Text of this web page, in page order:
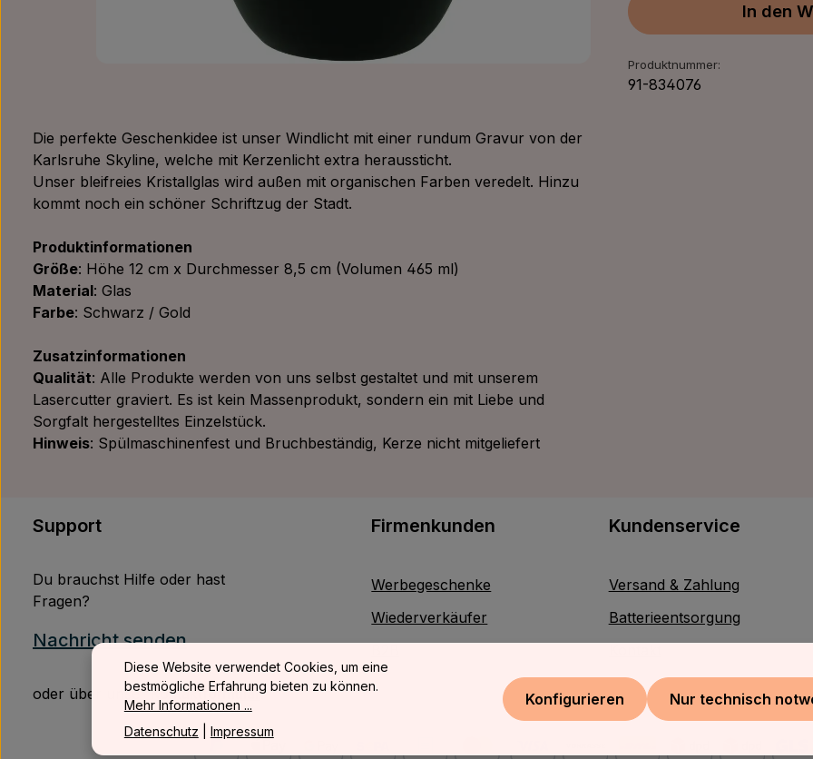
In den
Produktnummer:
91-834076
Die perfekte Geschenkidee ist unser Windlicht mit einer rundum Gravur von der
Karlsruhe Skyline, welche mit Kerzenlicht extra heraussticht.
Unser bleifreies Kristallglas wird außen mit organischen Farben veredelt. Hinzu
kommt noch ein schöner Schriftzug der Stadt.
Produktinformationen
Größe: Höhe 12 cm x Durchmesser 8,5 cm (Volumen 465 ml)
Material: Glas
Farbe: Schwarz / Gold
Zusatzinformationen
Qualität: Alle Produkte werden von uns selbst gestaltet und mit unserem
Lasercutter graviert. Es ist kein Massenprodukt, sondern ein mit Liebe und
Sorgfalt hergestelltes Einzelstück.
Hinweis: Spülmaschinenfest und Bruchbeständig, Kerze nicht mitgeliefert
Support
Du brauchst Hilfe oder hast
Fragen?
Nachricht senden
oder über unserKontaktformular.
Firmenkunden
Werbegeschenke
Wiederverkäufer
Kundenservice
Versand & Zahlung
Batterieentsorgung
Diese Website verwendet Cookies, um eine
bestmögliche Erfahrung bieten zu können.
Mehr Informationen ...
Datenschutz
Impressum
Nur technisch
Konfigurieren